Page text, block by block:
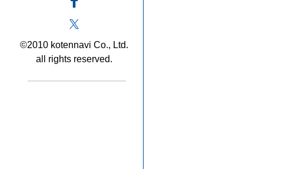
©2010 kotennavi Co., Ltd.
all rights reserved.